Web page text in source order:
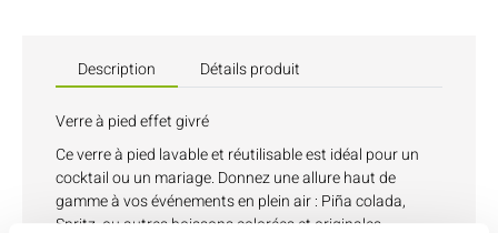
Description Détails produit
Verre à pied effet givré
Ce verre à pied lavable et réutilisable est idéal pour un
cocktail ou un mariage. Donnez une allure haut de
gamme à vos événements en plein air : Piña colada,
Spritz, ou autres boissons colorées et originales.